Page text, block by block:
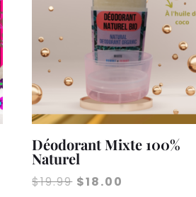
Déodorant Mixte 100%
Naturel
$19.99 Le
$18.00